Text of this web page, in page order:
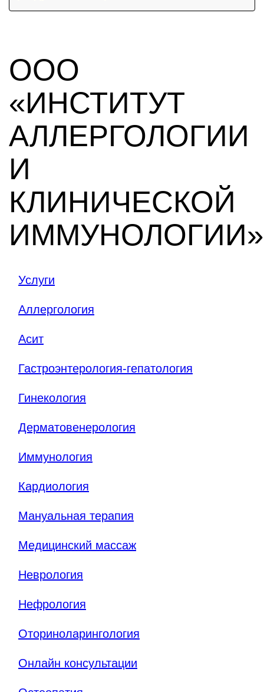
ООО
«ИНСТИТУТ
АЛЛЕРГОЛОГИИ
И
КЛИНИЧЕСКОЙ
ИММУНОЛОГИИ»
Услуги
Аллергология
Асит
Гастроэнтерология-гепатология
Гинекология
Дерматовенерология
Иммунология
Кардиология
Мануальная терапия
Медицинский массаж
Неврология
Нефрология
Оториноларингология
Онлайн консультации